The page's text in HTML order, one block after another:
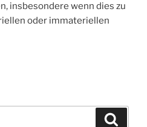
insbesondere wenn dies zu
oder immateriellen